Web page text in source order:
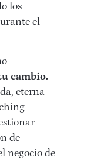
los
el
cambio.
eterna
de
negocio de